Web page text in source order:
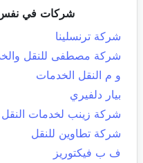
شركات في
شركة ترنسلينا
شركة مصطفى للنقل
و م النقل الخدمات
بيار دلفيري
شركة زينب لخدمات النقل
شركة تطاوين للنقل
ف ب فيكتوريز